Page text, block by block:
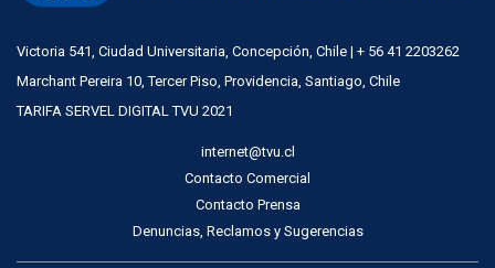
Victoria 541, Ciudad Universitaria, Concepción, Chile | + 56 41 2203262
Marchant Pereira 10, Tercer Piso, Providencia, Santiago, Chile
TARIFA SERVEL DIGITAL TVU 2021
internet@tvu.cl
Contacto Comercial
Contacto Prensa
Denuncias, Reclamos y Sugerencias